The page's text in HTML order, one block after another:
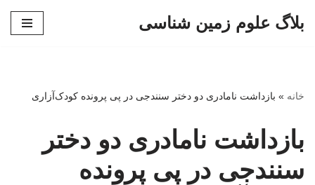
بلاگ علوم زمین شناسی
خانه » بازداشت نامادری دو دختر سنندجی در پی پرونده کودک‌آزاری
بازداشت نامادری دو دختر
سنندجی در پی پرونده